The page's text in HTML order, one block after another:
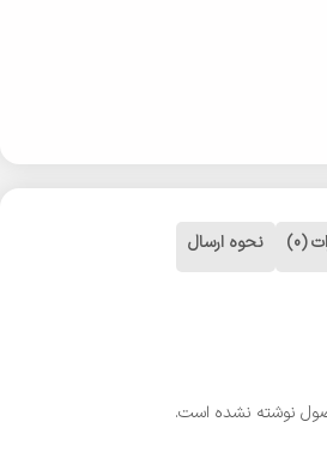
(0) نحوه ارسال
نوشته نشده است.